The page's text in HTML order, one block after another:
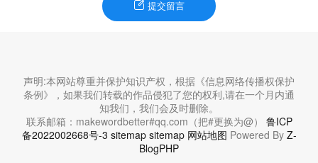
提交留言
声明:本网站尊重并保护知识产权，根据《信息网络传播权保护
条例》，如果我们转载的作品侵犯了您的权利,请在一个月内通
知我们，我们会及时删除。
联系邮箱：makewordbetter#qq.com（把#更换为@） 鲁ICP
备2022002668号-3 sitemap sitemap 网站地图 Powered By Z-
BlogPHP